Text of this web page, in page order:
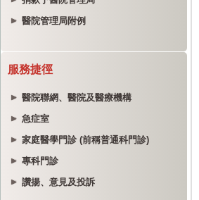
醫院管理局附例
服務捷徑
醫院聯網、醫院及醫療機構
急症室
家庭醫學門診 (前稱普通科門診)
專科門診
讚揚、意見及投訴